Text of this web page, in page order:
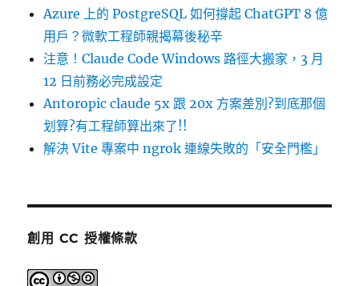
Azure 上的 PostgreSQL 如何撐起 ChatGPT 8 億
用戶？微軟工程師親揭幕後秘辛
注意！Claude Code Windows 路徑大搬家，3 月
12 日前務必完成設定
Antoropic claude 5x 跟 20x 方案差別?到底那個
划算?有工程師算出來了!!
解決 Vite 專案中 ngrok 連線失敗的「安全門檻」
創用 CC 授權條款